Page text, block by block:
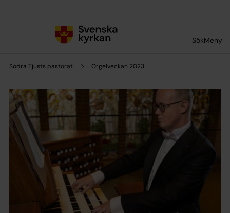
SökMeny
Södra Tjusts pastorat Orgelveckan 2023!